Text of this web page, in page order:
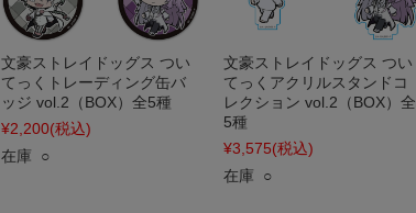
文豪ストレイドッグス つい
てっくトレーディング缶バ
ッジ vol.2（BOX）全5種
¥2,200(税込)
在庫 ○
文豪ストレイドッグス つい
てっくアクリルスタンドコ
レクション vol.2（BOX）全
5種
¥3,575(税込)
在庫 ○